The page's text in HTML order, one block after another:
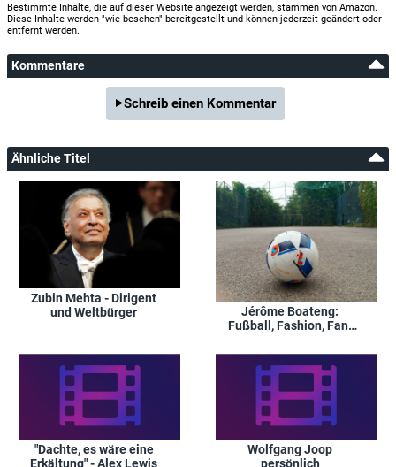
Bestimmte Inhalte, die auf dieser Website angezeigt werden, stammen von Amazon.
Diese Inhalte werden "wie besehen" bereitgestellt und können jederzeit geändert oder
entfernt werden.
Kommentare
Schreib einen Kommentar
Ähnliche Titel
Zubin Mehta - Dirigent
und Weltbürger
Jérôme Boateng:
Fußball, Fashion, Fan-
"Dachte, es wäre eine
Erkältung" - Alex Lewis
Wolfgang Joop
persönlich